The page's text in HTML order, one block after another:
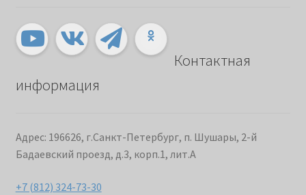
Контактная
информация
Адрес: 196626, г.Санкт-Петербург, п. Шушары, 2-й
Бадаевский проезд, д.3, корп.1, лит.А
+7 (812) 324-73-30